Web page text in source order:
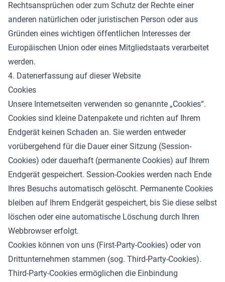
Rechtsansprüchen oder zum Schutz der Rechte einer
anderen natürlichen oder juristischen Person oder aus
Gründen eines wichtigen öffentlichen Interesses der
Europäischen Union oder eines Mitgliedstaats verarbeitet
werden.
4. Datenerfassung auf dieser Website
Cookies
Unsere Internetseiten verwenden so genannte „Cookies“.
Cookies sind kleine Datenpakete und richten auf Ihrem
Endgerät keinen Schaden an. Sie werden entweder
vorübergehend für die Dauer einer Sitzung (Session-
Cookies) oder dauerhaft (permanente Cookies) auf Ihrem
Endgerät gespeichert. Session-Cookies werden nach Ende
Ihres Besuchs automatisch gelöscht. Permanente Cookies
bleiben auf Ihrem Endgerät gespeichert, bis Sie diese selbst
löschen oder eine automatische Löschung durch Ihren
Webbrowser erfolgt.
Cookies können von uns (First-Party-Cookies) oder von
Drittunternehmen stammen (sog. Third-Party-Cookies).
Third-Party-Cookies ermöglichen die Einbindung